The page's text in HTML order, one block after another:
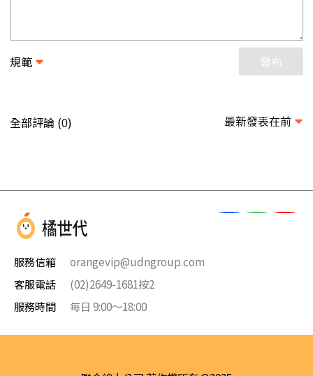
規範 發布
全部評論 (0) 最新發表在前
服務信箱
orangevip@udngroup.com
客服電話
(02)2649-1681按2
服務時間
每日 9:00～18:00